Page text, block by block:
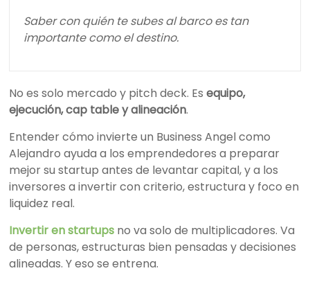
Saber con quién te subes al barco es tan
importante como el destino.
No es solo mercado y pitch deck. Esequipo,
ejecución, cap table y alineación.
Entender cómo invierte un Business Angel como
Alejandro ayuda a los emprendedores a preparar
mejor su startup antes de levantar capital, y a los
inversores a invertir con criterio, estructura y foco en
liquidez real.
Invertir en startups no va solo de multiplicadores. Va
de personas, estructuras bien pensadas y decisiones
alineadas. Y eso se entrena.